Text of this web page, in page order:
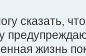
сказать,
жизнь